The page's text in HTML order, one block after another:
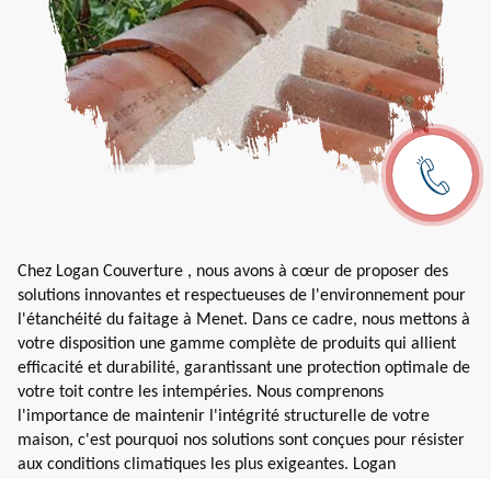
Chez Logan Couverture , nous avons à cœur de proposer des
solutions innovantes et respectueuses de l'environnement pour
l'étanchéité du faitage à Menet. Dans ce cadre, nous mettons à
votre disposition une gamme complète de produits qui allient
efficacité et durabilité, garantissant une protection optimale de
votre toit contre les intempéries. Nous comprenons
l'importance de maintenir l'intégrité structurelle de votre
maison, c'est pourquoi nos solutions sont conçues pour résister
aux conditions climatiques les plus exigeantes. Logan